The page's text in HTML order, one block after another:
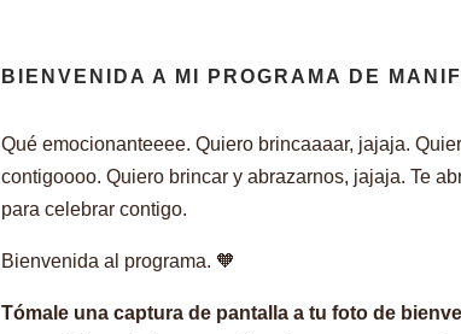
BIENVENIDA A MI PROGRAMA DE
Qué emocionanteeee. Quiero brincaaaar, jajaja.
contigoooo. Quiero brincar y abrazarnos, jajaja. Te
para celebrar contigo.
Bienvenida al programa. 🧡
Tómale una captura de pantalla a tu foto de